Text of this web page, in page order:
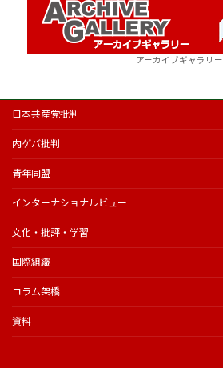
アーカイブギャラリー
日本共産党批判
内ゲバ批判
青年同盟
インターナショナルビュー
文化・批評・学習
国際組織
コラム架橋
資料